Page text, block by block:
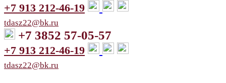
+7 913 212-46-19
tdasz22@bk.ru
+7 3852 57-05-57
+7 913 212-46-19
tdasz22@bk.ru